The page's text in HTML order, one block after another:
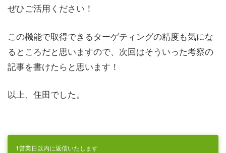
ぜひご活用ください！
この機能で取得できるターゲティングの精度も気にな
るところだと思いますので、次回はそういった考察の
記事を書けたらと思います！
以上、住田でした。
1営業日以内に返信いたします